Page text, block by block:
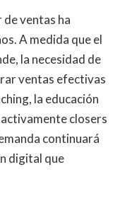
ventas ha
A medida que el
la necesidad de
ventas efectivas
la educación
closers
continuará
digital que